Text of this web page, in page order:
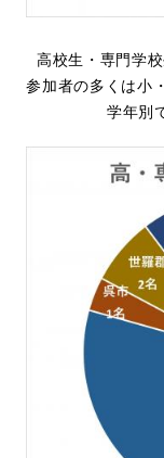
高校生・専門学
参加者の多くは小
学年別